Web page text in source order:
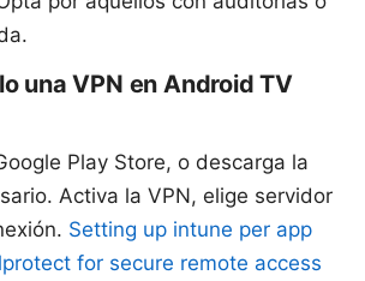
una VPN en Android TV
Play Store, o descarga la
Activa la VPN, elige servidor
Setting up intune per app
for secure remote access